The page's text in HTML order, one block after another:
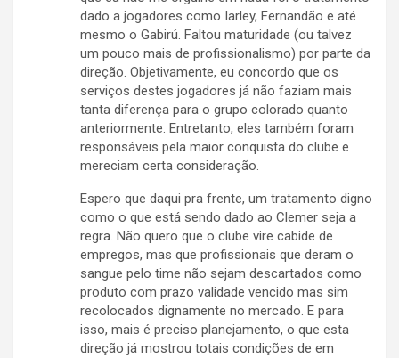
dado a jogadores como Iarley, Fernandão e até
mesmo o Gabirú. Faltou maturidade (ou talvez
um pouco mais de profissionalismo) por parte da
direção. Objetivamente, eu concordo que os
serviços destes jogadores já não faziam mais
tanta diferença para o grupo colorado quanto
anteriormente. Entretanto, eles também foram
responsáveis pela maior conquista do clube e
mereciam certa consideração.
Espero que daqui pra frente, um tratamento digno
como o que está sendo dado ao Clemer seja a
regra. Não quero que o clube vire cabide de
empregos, mas que profissionais que deram o
sangue pelo time não sejam descartados como
produto com prazo validade vencido mas sim
recolocados dignamente no mercado. E para
isso, mais é preciso planejamento, o que esta
direção já mostrou totais condições de em